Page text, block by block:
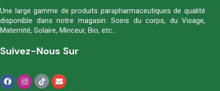
Une large gamme de produits parapharmaceutiques de qualité
disponible dans notre magasin. Soins du corps, du Visage,
Maternité, Solaire, Minceur, Bio, etc…
Suivez-Nous Sur